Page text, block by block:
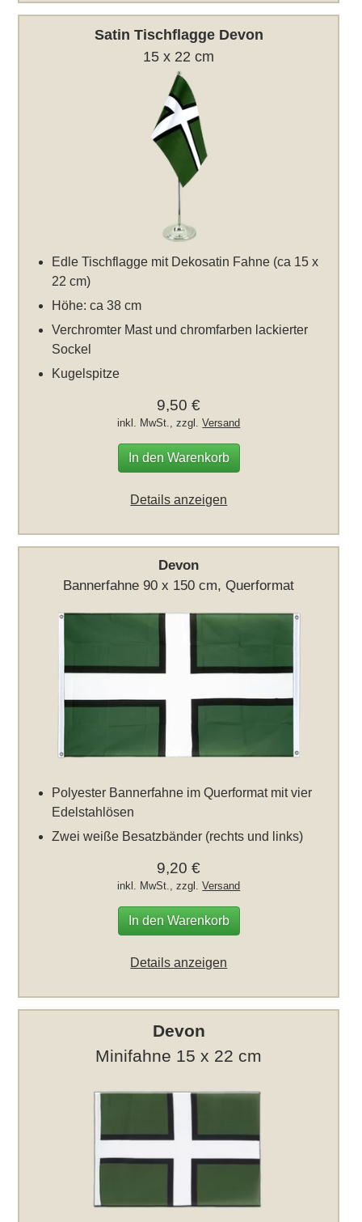
Satin Tischflagge Devon
15 x 22 cm
Edle Tischflagge mit Dekosatin Fahne (ca 15 x
22 cm)
Höhe: ca 38 cm
Verchromter Mast und chromfarben lackierter
Sockel
Kugelspitze
9,50 €
inkl. MwSt., zzgl.Versand
In den Warenkorb
Details anzeigen
Devon
Bannerfahne 90 x 150 cm, Querformat
Polyester Bannerfahne im Querformat mit vier
Edelstahlösen
Zwei weiße Besatzbänder (rechts und links)
9,20 €
inkl. MwSt., zzgl.Versand
In den Warenkorb
Details anzeigen
Devon
Minifahne 15 x 22 cm